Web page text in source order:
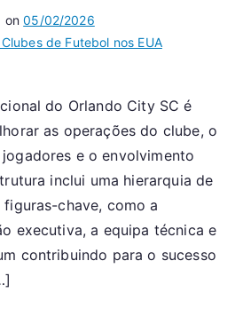
on05/02/2026
de Futebol nos EUA
do Orlando City SC é
as operações do clube, o
e o envolvimento
inclui uma hierarquia de
chave, como a
executiva, a equipa técnica e
contribuindo para o sucesso